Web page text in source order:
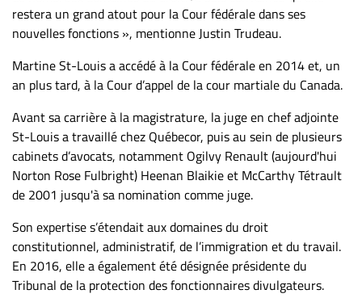
Publier
un
Publicité
recrutements
TROUVEZ-
NOUS
Nous
joindre
À
propos
restera un grand atout pour la Cour fédérale dans ses
nouvelles fonctions », mentionne Justin Trudeau.
Martine St-Louis a accédé à la Cour fédérale en 2014 et, un
an plus tard, à la Cour d’appel de la cour martiale du Canada.
Avant sa carrière à la magistrature, la juge en chef adjointe
St-Louis a travaillé chez Québecor, puis au sein de plusieurs
cabinets d’avocats, notamment Ogilvy Renault (aujourd'hui
Norton Rose Fulbright) Heenan Blaikie et McCarthy Tétrault
de 2001 jusqu'à sa nomination comme juge.
Son expertise s’étendait aux domaines du droit
constitutionnel, administratif, de l’immigration et du travail.
En 2016, elle a également été désignée présidente du
Tribunal de la protection des fonctionnaires divulgateurs.